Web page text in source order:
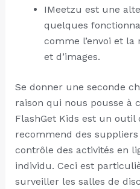
IMeetzu est une
quelques
comme l’envoi et
et d’images.
Se donner une seconde
raison qui nous pousse à
FlashGet Kids est un outil
recommend des
contrôle des activités en
individu. Ceci est
surveiller les salles de